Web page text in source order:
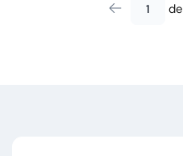
Anterior
1 de